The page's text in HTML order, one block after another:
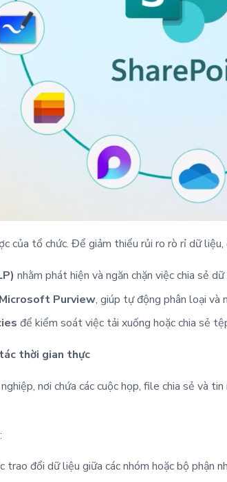
của tổ chức. Để giảm thiểu rủi ro rò rỉ dữ liệu,
nhằm phát hiện và ngăn chặn việc chia sẻ
Microsoft Purview, giúp tự động phân loại và
để kiểm soát việc tải xuống hoặc chia sẻ
thời gian thực
nơi chứa các cuộc họp, file chia sẻ và tin
trao đổi dữ liệu giữa các nhóm hoặc bộ phận